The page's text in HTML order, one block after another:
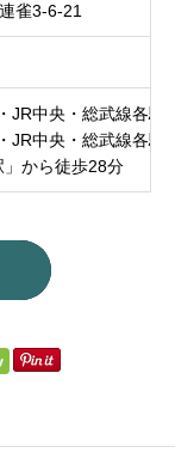
雀3-6-21
JR中央・総武線各駅
JR中央・総武線各
から徒歩28分